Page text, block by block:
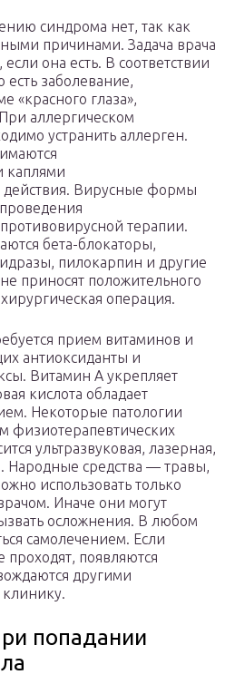
синдрома нет, так как
причинами. Задача врача
она есть. В соответствии
есть заболевание,
«красного глаза»,
аллергическом
устранить аллерген.
каплями
действия. Вирусные формы
терапии.
бета-блокаторы,
пилокарпин и другие
приносят положительного
операция.
прием витаминов и
антиоксиданты и
Витамин А укрепляет
кислота обладает
Некоторые патологии
физиотерапевтических
ультразвуковая, лазерная,
Народные средства — травы,
использовать только
Иначе они могут
осложнения. В любом
самолечением. Если
появляются
другими
клинику.
попадании